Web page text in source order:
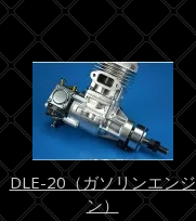
DLE-20（ガソリンエンジ
ン）